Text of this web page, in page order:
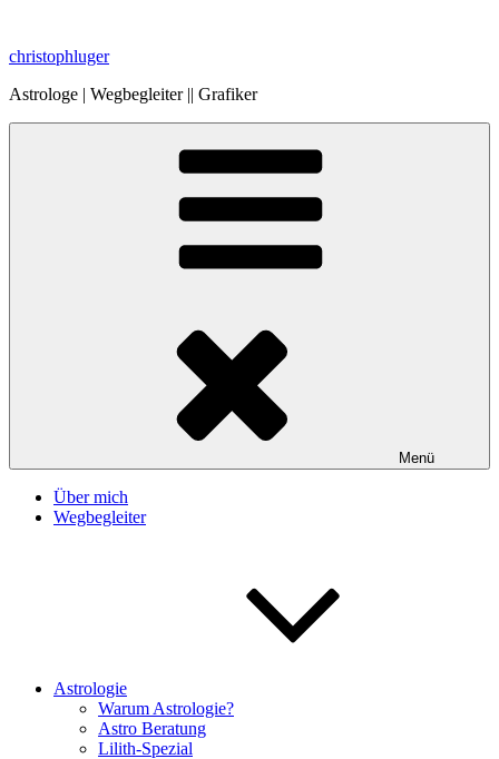
springen
christophluger
Astrologe | Wegbegleiter || Grafiker
Menü
Über mich
Wegbegleiter
Astrologie
Warum Astrologie?
Astro Beratung
Lilith-Spezial